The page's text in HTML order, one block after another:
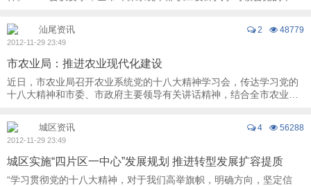
2 48779
汕尾资讯
2012-11-29 23:49
市农业局：推进农业现代化建设
近日，市农业局召开农业系统党的十八大精神学习会，传达学习党的
十八大精神和市委、市政府主要领导有关讲话精神，结合全市农业实
4 56288
城区资讯
2012-11-29 23:49
城区实施“四片区一中心”发展规划 推进转型发展扩容提质
“学习贯彻党的十八大精神，对于我们高举旗帜，明确方向，坚定信